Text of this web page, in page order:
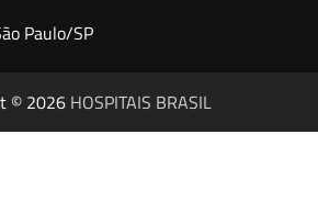
Paulo/SP
© 2026 HOSPITAIS BRASIL